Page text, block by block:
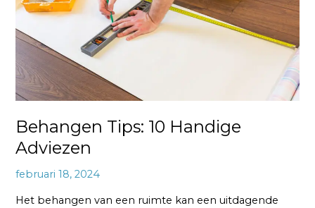
Behangen Tips: 10 Handige
Adviezen
februari 18, 2024
Het behangen van een ruimte kan een uitdagende